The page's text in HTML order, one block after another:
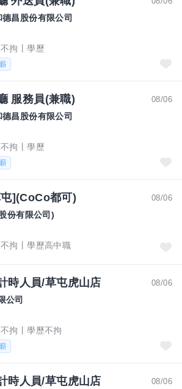
昌股份有限公司
拘 學歷
08/06
服務員(兼職)
昌股份有限公司
拘 學歷
08/06
](CoCo都可)
份有限公司)
拘 學歷高中職
08/06
時人員/草屯虎山店
公司
拘 學歷不拘
08/06
時人員/草屯虎山店